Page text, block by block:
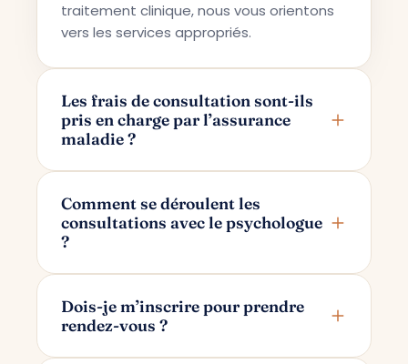
traitement clinique, nous vous orientons
vers les services appropriés.
Les frais de consultation sont-ils
pris en charge par l’assurance
maladie ?
conseil privé ; pour cette raison, les frais
ne sont pas pris en charge par les
assurances maladie.
Comment se déroulent les
consultations avec le psychologue
?
via Google Meet. Après avoir pris votre
rendez-vous, un lien de consultation
Dois-je m’inscrire pour prendre
rendez-vous ?